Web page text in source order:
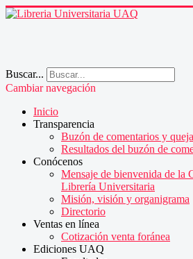
Buscar...
Cambiar navegación
Inicio
Transparencia
Buzón de comentarios y
Resultados del buzón de
Conócenos
Mensaje de bienvenida de la
Librería Universitaria
Misión, visión y organigrama
Directorio
Ventas en línea
Cotización venta foránea
Ediciones UAQ